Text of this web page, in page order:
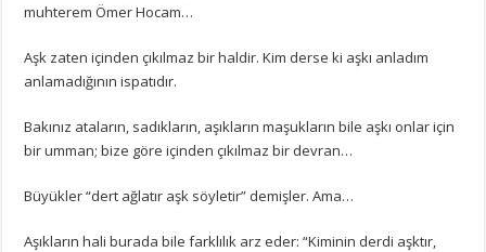
muhterem Ömer Hocam…
Aşk zaten içinden çıkılmaz bir haldir. Kim derse ki aşkı anladım
anlamadığının ispatıdır.
Bakınız ataların, sadıkların, aşıkların maşukların bile aşkı onlar için
bir umman; bize göre içinden çıkılmaz bir devran…
Büyükler “dert ağlatır aşk söyletir” demişler. Ama…
Aşıkların hali burada bile farklılık arz eder: “Kiminin derdi aşktır,